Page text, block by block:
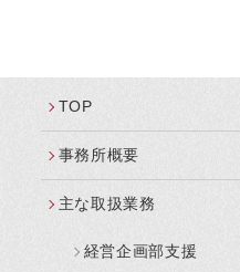
TOP
事務所概要
主な取扱業務
経営企画部支援